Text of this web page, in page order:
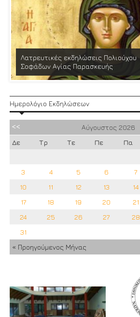
Λατρευτικές εκδηλώσεις Πολιούχου
Σοφάδων Αγίας Παρασκευής
Ημερολόγιο Εκδηλώσεων
Αύγουστος 2026
Δε
Τρ Τε Πε Πα
3
4 5 6 7
10
11 12 13 14
17
18 19 20 21
24
25 26 27 28
31
« Προηγούμενος Μήνας